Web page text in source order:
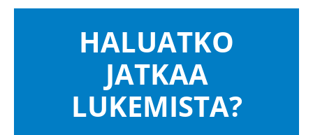
HALUATKO
JATKAA
LUKEMISTA?